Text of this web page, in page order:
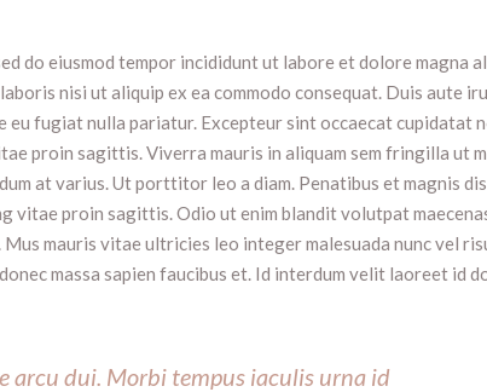
do eiusmod tempor incididunt ut labore et dolore magna
nisi ut aliquip ex ea commodo consequat. Duis aute
fugiat nulla pariatur. Excepteur sint occaecat cupidatat
proin sagittis. Viverra mauris in aliquam sem fringilla ut
at varius. Ut porttitor leo a diam. Penatibus et magnis dis
vitae proin sagittis. Odio ut enim blandit volutpat
mauris vitae ultricies leo integer malesuada nunc vel
massa sapien faucibus et. Id interdum velit laoreet id
arcu dui. Morbi tempus iaculis urna id